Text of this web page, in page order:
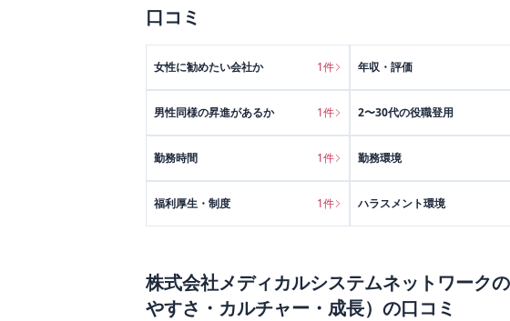
口コミ
女性に勧めたい会社か 1件 年収・評価
男性同様の昇進があるか 1件 2〜30代の役職登用
勤務時間 1件 勤務環境
福利厚生・制度 1件 ハラスメント環境
株式会社メディカルシステムネットワークの
やすさ・カルチャー・成長） の口コミ